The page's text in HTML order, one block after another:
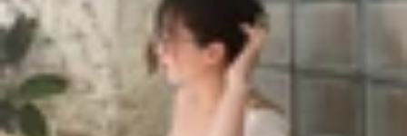
7200: Kết quả sẽ khiến bạn bất
ngờ!
Triệu Vy
Ngày đăng: 14/06/2025